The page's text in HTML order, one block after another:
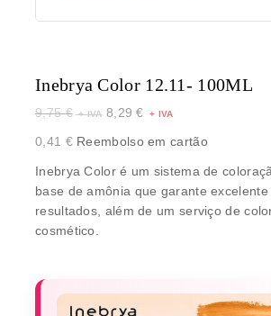
Inebrya Color 12.11- 100ML
9,75€ 8,29€
0,41 €Reembolso em cartão
Inebrya Color é um sistema de
base de amônia que garante
resultados, além de um serviço de
cosmético.